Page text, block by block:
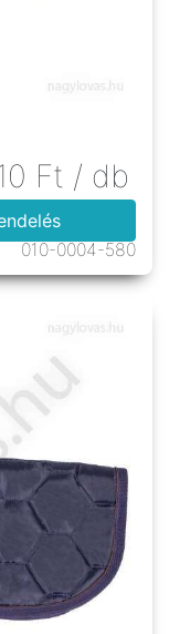
Ft / db
010-0004-580